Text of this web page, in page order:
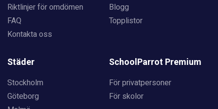
Riktlinjer för omdömen
FAQ
Kontakta oss
Blogg
Topplistor
Städer
Stockholm
Göteborg
SchoolParrot Premium
För privatpersoner
För skolor